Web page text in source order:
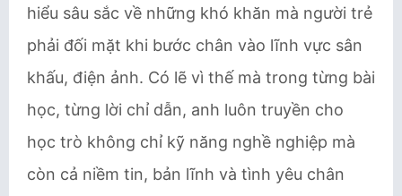
hiểu sâu sắc về những khó khăn mà người trẻ
phải đối mặt khi bước chân vào lĩnh vực sân
khấu, điện ảnh. Có lẽ vì thế mà trong từng bài
học, từng lời chỉ dẫn, anh luôn truyền cho
học trò không chỉ kỹ năng nghề nghiệp mà
còn cả niềm tin, bản lĩnh và tình yêu chân